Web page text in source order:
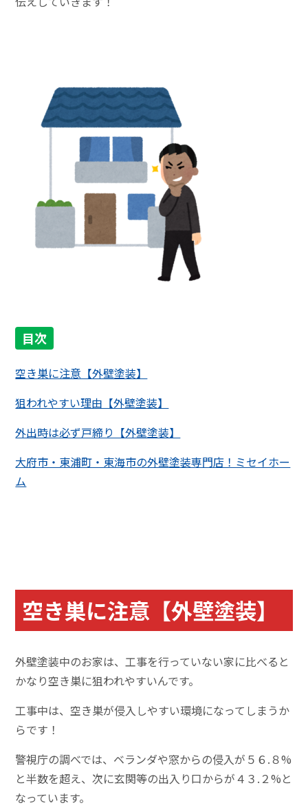
目次
空き巣に注意【外壁塗装】
狙われやすい理由【外壁塗装】
外出時は必ず戸締り【外壁塗装】
大府市・東浦町・東海市の外壁塗装専門店！ミセイホー
ム
空き巣に注意【外壁塗装】
外壁塗装中のお家は、工事を行っていない家に比べると
かなり空き巣に狙われやすいんです。
工事中は、空き巣が侵入しやすい環境になってしまうか
らです！
警視庁の調べでは、ベランダや窓からの侵入が５６.８%
と半数を超え、次に玄関等の出入り口からが４３.２%と
なっています。